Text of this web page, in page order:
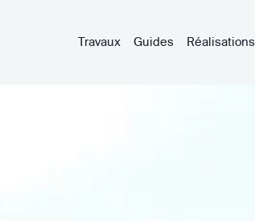
Travaux Guides Réalisations